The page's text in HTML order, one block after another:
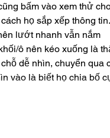
bấm vào xem thử
họ sắp xếp thông tin.
lướt nhanh vẫn nắm
ô nên kéo xuống là
dễ nhìn, chuyển qua
vào là biết họ chia bố